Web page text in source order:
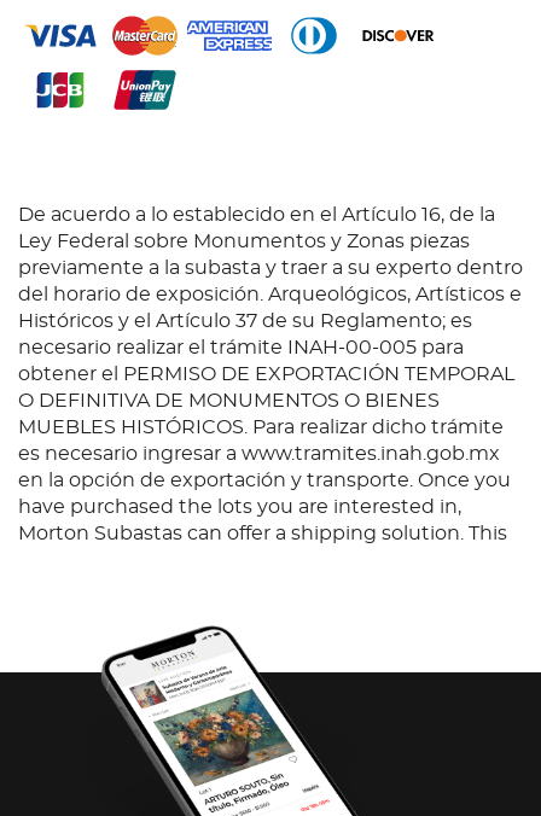
De acuerdo a lo establecido en el Artículo 16, de la
Ley Federal sobre Monumentos y Zonas piezas
previamente a la subasta y traer a su experto dentro
del horario de exposición. Arqueológicos, Artísticos e
Históricos y el Artículo 37 de su Reglamento; es
necesario realizar el trámite INAH-00-005 para
obtener el PERMISO DE EXPORTACIÓN TEMPORAL
O DEFINITIVA DE MONUMENTOS O BIENES
MUEBLES HISTÓRICOS. Para realizar dicho trámite
es necesario ingresar a www.tramites.inah.gob.mx
en la opción de exportación y transporte. Once you
have purchased the lots you are interested in,
Morton Subastas can offer a shipping solution. This